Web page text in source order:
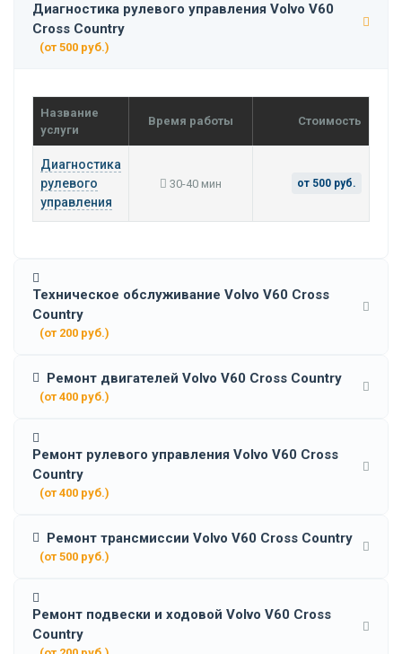
Диагностика рулевого управления Volvo V60
Cross Country
(от 500 руб.)
Название
услуги
Время работы Стоимость
Диагностика
рулевого
управления
30-40 мин от 500 руб.
Техническое обслуживание Volvo V60 Cross
Country
(от 200 руб.)
Ремонт двигателей Volvo V60 Cross Country
(от 400 руб.)
Ремонт рулевого управления Volvo V60 Cross
Country
(от 400 руб.)
Ремонт трансмиссии Volvo V60 Cross Country
(от 500 руб.)
Ремонт подвески и ходовой Volvo V60 Cross
Country